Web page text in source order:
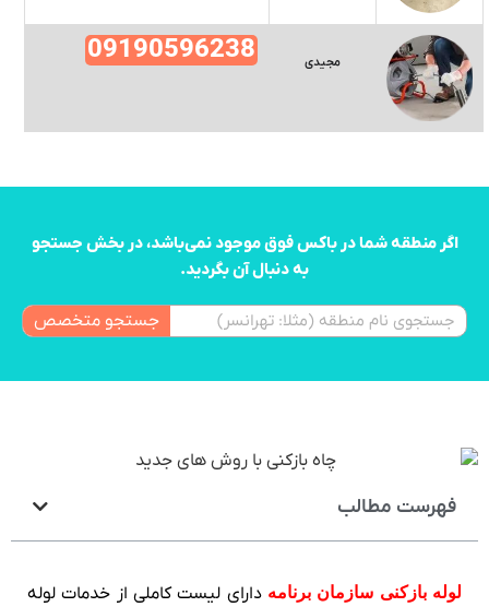
مجیدی 09190596238
اگر منطقه شما در باکس فوق موجود نمی‌باشد، در بخش جستجو
به دنبال آن بگردید.
جستجو متخصص
فهرست مطالب
لوله بازکنی سازمان برنامهدارای لیست کاملی از خدمات لوله